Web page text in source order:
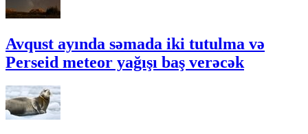
Avqust ayında səmada iki tutulma və
Perseid meteor yağışı baş verəcək